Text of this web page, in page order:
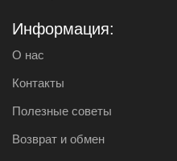
Информация:
О нас
Контакты
Полезные советы
Возврат и обмен